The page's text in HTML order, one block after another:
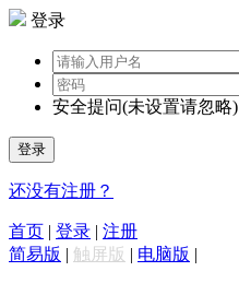
登录
安全提问(未设置请忽略)
登录
还没有注册？
首页 | 登录 | 注册
简易版 | 触屏版 | 电脑版 |